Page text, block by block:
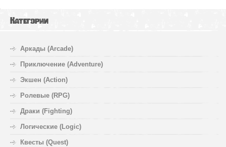
Категории
Аркады (Arcade)
Приключение (Adventure)
Экшен (Action)
Ролевые (RPG)
Драки (Fighting)
Логические (Logic)
Квесты (Quest)